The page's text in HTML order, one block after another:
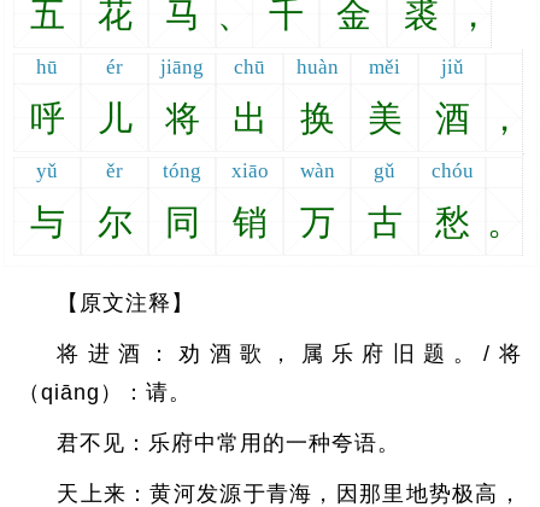
五 花 马 、 千 金 裘 ，
hū ér jiāng chū huàn měi jiǔ
呼 儿 将 出 换 美 酒 ，
yǔ ěr tóng xiāo wàn gǔ chóu
与 尔 同 销 万 古 愁 。
【原文注释】
将进酒：劝酒歌，属乐府旧题。/将
（qiāng）：请。
君不见：乐府中常用的一种夸语。
天上来：黄河发源于青海，因那里地势极高，